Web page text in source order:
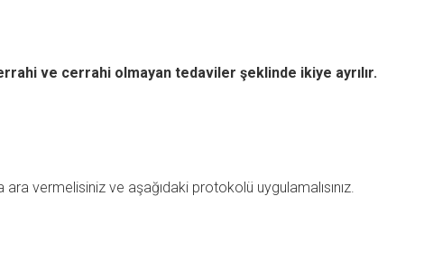
ve cerrahi olmayan tedaviler şeklinde ikiye ayrılır.
vermelisiniz ve aşağıdaki protokolü uygulamalısınız.